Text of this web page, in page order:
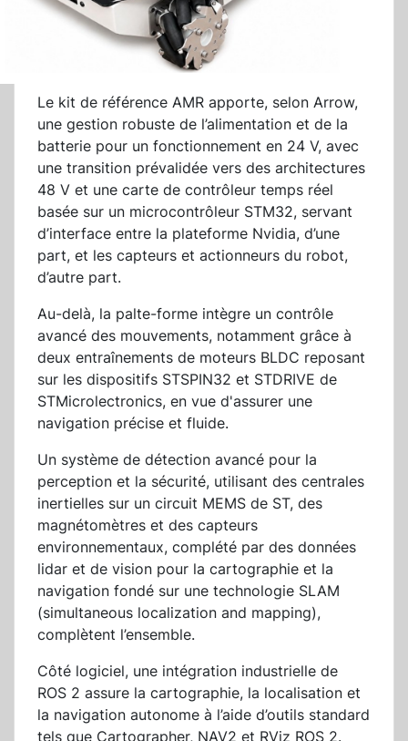
Le kit de référence AMR apporte, selon Arrow,
une gestion robuste de l’alimentation et de la
batterie pour un fonctionnement en 24 V, avec
une transition prévalidée vers des architectures
48 V et une carte de contrôleur temps réel
basée sur un microcontrôleur STM32, servant
d’interface entre la plateforme Nvidia, d’une
part, et les capteurs et actionneurs du robot,
d’autre part.
Au-delà, la palte-forme intègre un contrôle
avancé des mouvements, notamment grâce à
deux entraînements de moteurs BLDC reposant
sur les dispositifs STSPIN32 et STDRIVE de
STMicrolectronics, en vue d'assurer une
navigation précise et fluide.
Un système de détection avancé pour la
perception et la sécurité, utilisant des centrales
inertielles sur un circuit MEMS de ST, des
magnétomètres et des capteurs
environnementaux, complété par des données
lidar et de vision pour la cartographie et la
navigation fondé sur une technologie SLAM
(simultaneous localization and mapping),
complètent l’ensemble.
Côté logiciel, une intégration industrielle de
ROS 2 assure la cartographie, la localisation et
la navigation autonome à l’aide d’outils standard
tels que Cartographer, NAV2 et RViz ROS 2.